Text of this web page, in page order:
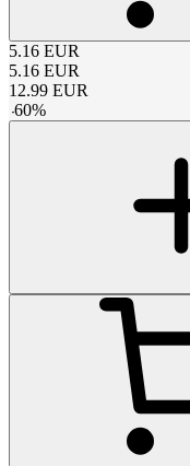
5.16 EUR
5.16 EUR
12.99 EUR
-60%